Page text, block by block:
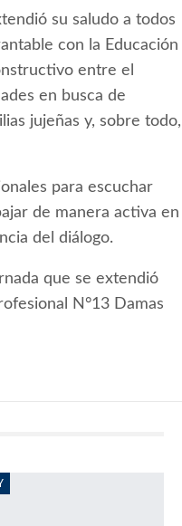
su saludo a todos
con la Educación
entre el
en busca de
jujeñas y, sobre todo,
para escuchar
de manera activa en
del diálogo.
que se extendió
N°13 Damas